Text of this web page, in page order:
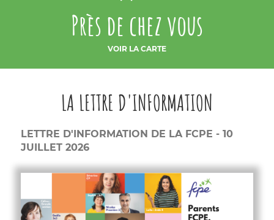
Près de chez vous
VOIR LA CARTE
LA LETTRE D'INFORMATION
LETTRE D'INFORMATION DE LA FCPE - 10
JUILLET 2026